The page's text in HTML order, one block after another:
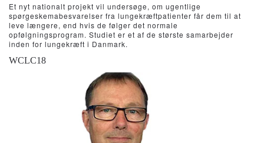
Et nyt nationalt projekt vil undersøge, om ugentlige
spørgeskemabesvarelser fra lungekræftpatienter får dem til at
leve længere, end hvis de følger det normale
opfølgningsprogram. Studiet er et af de største samarbejder
inden for lungekræft i Danmark.
WCLC18